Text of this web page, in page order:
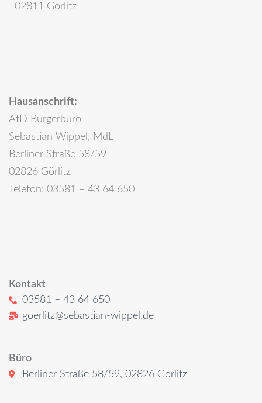
02811 Görlitz
Hausanschrift:
AfD Bürgerbüro
Sebastian Wippel, MdL
Berliner Straße 58/59
02826 Görlitz
Telefon: 03581 – 43 64 650
Kontakt
03581 – 43 64 650
goerlitz@sebastian-wippel.de
Büro
Berliner Straße 58/59, 02826 Görlitz